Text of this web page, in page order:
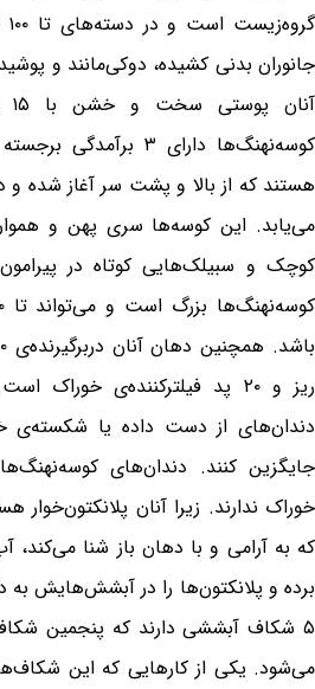
جانوران بدنی کشیده، دوکی‌مانند و
کوسه‌نهنگ‌ها دارای ۳
هستند که از بالا و پشت سر آغاز شده و
می‌یابد. این کوسه‌ها سری پهن و
کوچک و سبیلک‌هایی کوتاه در
ریز و ۲۰ پد فیلترکننده‌ی
دندان‌های از دست داده یا شکسته‌ی
جایگزین کنند. دندان‌های
خوراک ندارند. زیرا آنان پلانکتون‌خوار
که به آرامی و با دهان باز شنا
برده و پلانکتون‌ها را در آبشش‌هایش به
۵ شکاف آبششی دارند که پنجمین
می‌شود. یکی از کارهایی که این